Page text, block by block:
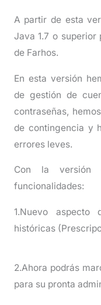
A partir de esta
Java 1.7 o superior
de Farhos.
En esta versión
de gestión de
contraseñas,
de contingencia y
errores leves.
Con la versión
funcionalidades:
1.Nuevo aspecto
históricas
2.Ahora podrás
para su pronta